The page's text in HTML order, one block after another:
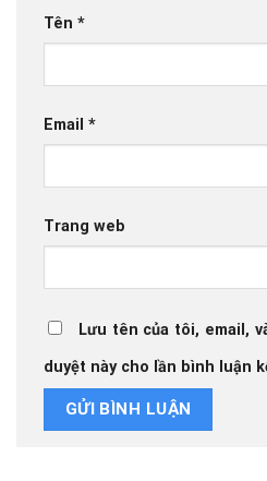
Tên *
Email *
Trang web
Lưu tên của tôi, email,
duyệt này cho lần bình luận